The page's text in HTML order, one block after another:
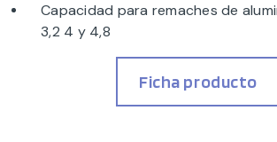
Capacidad para remaches de
3,2 4 y 4,8
Ficha producto